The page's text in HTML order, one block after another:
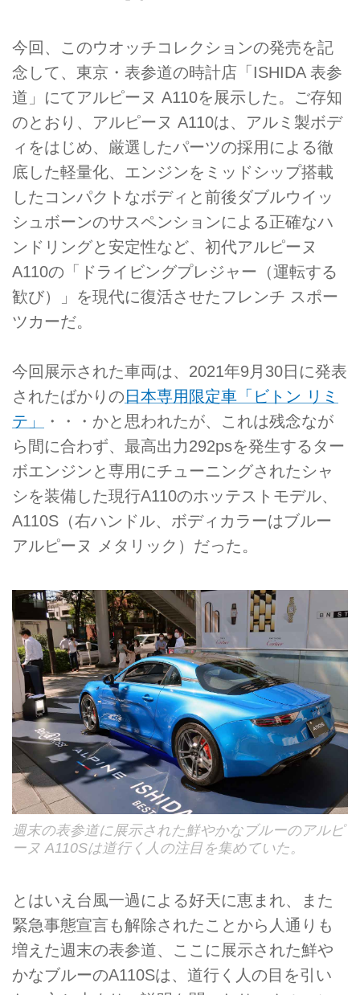
今回、このウオッチコレクションの発売を記
念して、東京・表参道の時計店「ISHIDA 表参
道」にてアルピーヌ A110を展示した。ご存知
のとおり、アルピーヌ A110は、アルミ製ボデ
ィをはじめ、厳選したパーツの採用による徹
底した軽量化、エンジンをミッドシップ搭載
したコンパクトなボディと前後ダブルウイッ
シュボーンのサスペンションによる正確なハ
ンドリングと安定性など、初代アルピーヌ
A110の「ドライビングプレジャー（運転する
歓び）」を現代に復活させたフレンチ スポー
ツカーだ。
今回展示された車両は、2021年9月30日に発表
されたばかりの 日本専用限定車「ビトン リミ
テ」
・・・かと思われたが、これは残念なが
ら間に合わず、最高出力292psを発生するター
ボエンジンと専用にチューニングされたシャ
シを装備した現行A110のホッテストモデル、
A110S（右ハンドル、ボディカラーはブルー
アルピーヌ メタリック）だった。
週末の表参道に展示された鮮やかなブルーのアルピ
ーヌ A110Sは道行く人の注目を集めていた。
とはいえ台風一過による好天に恵まれ、また
緊急事態宣言も解除されたことから人通りも
増えた週末の表参道、ここに展示された鮮や
かなブルーのA110Sは、道行く人の目を引い